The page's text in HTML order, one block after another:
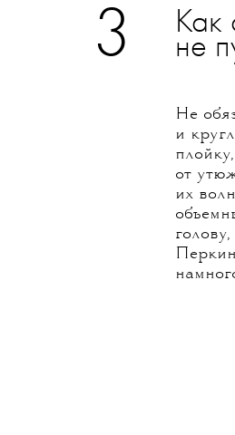
Как
не
3
Не
и
от
их